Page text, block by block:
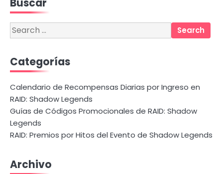
Buscar
Search
for:
Categorías
Calendario de Recompensas Diarias por Ingreso en
RAID: Shadow Legends
Guías de Códigos Promocionales de RAID: Shadow
Legends
RAID: Premios por Hitos del Evento de Shadow Legends
Archivo